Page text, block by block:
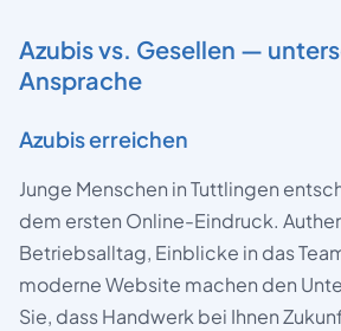
Azubis vs. Gesellen —
Ansprache
Azubis erreichen
Junge Menschen in Tuttlingen
dem ersten Online-Eindruck.
Betriebsalltag, Einblicke in das
moderne Website machen den
Sie, dass Handwerk bei Ihnen